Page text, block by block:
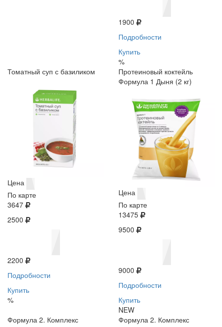
1900
Подробности
Купить
%
Томатный суп с базиликом
Цена
По карте
3647
2500
2200
Подробности
Купить
%
Протеиновый коктейль
Формула 1 Дыня (2 кг)
Цена
По карте
13475
9500
9000
Подробности
Купить
NEW
Формула 2. Комплекс
Формула 2. Комплекс